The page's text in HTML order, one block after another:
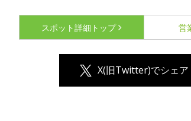
スポット詳細 トップ 営
X(旧Twitter)でシェア